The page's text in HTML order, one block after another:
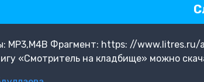
MP3,M4B Фрагмент: https: //www.litres.ru/
«Смотритель на кладбище» можно